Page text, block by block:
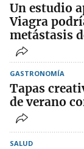
Un estudio
Viagra
metástasis
GASTRONOMÍA
Tapas
de verano
SALUD